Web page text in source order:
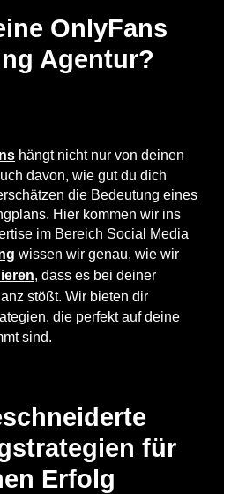
OnlyFans
Agentur?
hängt nicht nur von deinen
davon, wie gut du dich
die Bedeutung eines
Hier kommen wir ins
im Bereich Social Media
wissen wir genau, wie wir
, dass es bei deiner
stößt. Wir bieten dir
die perfekt auf deine
sind.
für
Erfolg